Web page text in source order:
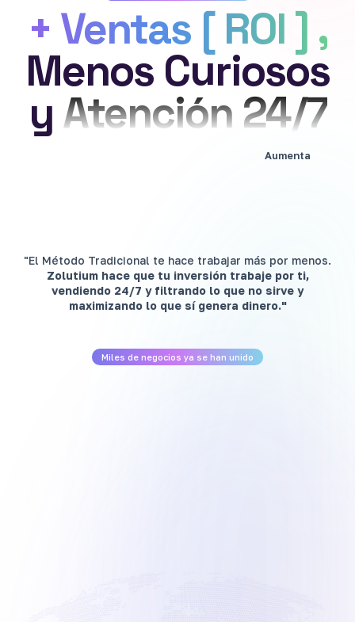
+ Ventas [ ROI ] ,
Menos Curiosos
y Atención 24/7
Aumenta
"El Método Tradicional te hace trabajar más por menos.
Zolutium hace que tu inversión trabaje por ti,
vendiendo 24/7 y filtrando lo que no sirve y
maximizando lo que sí genera dinero."
Miles de negocios ya se han unido